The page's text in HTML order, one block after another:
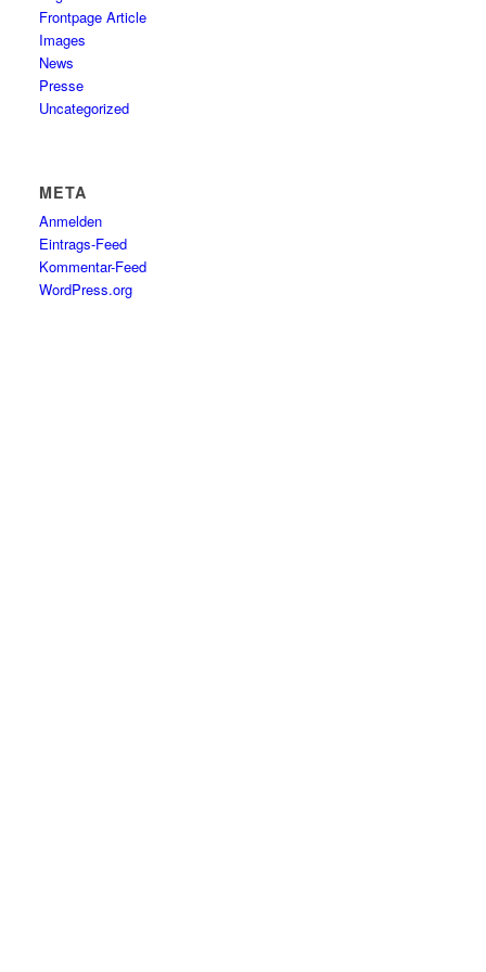
Frontpage Article
Images
News
Presse
Uncategorized
META
Anmelden
Eintrags-Feed
Kommentar-Feed
WordPress.org